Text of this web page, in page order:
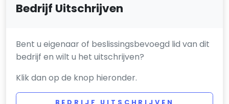
Bedrijf Uitschrijven
Bent u eigenaar of beslissingsbevoegd lid van dit
bedrijf en wilt u het uitschrijven?
Klik dan op de knop hieronder.
BEDRIJF UITSCHRIJVEN